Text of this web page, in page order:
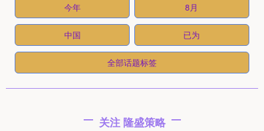
今年 8月
中国 已为
全部话题标签
关注 隆盛策略